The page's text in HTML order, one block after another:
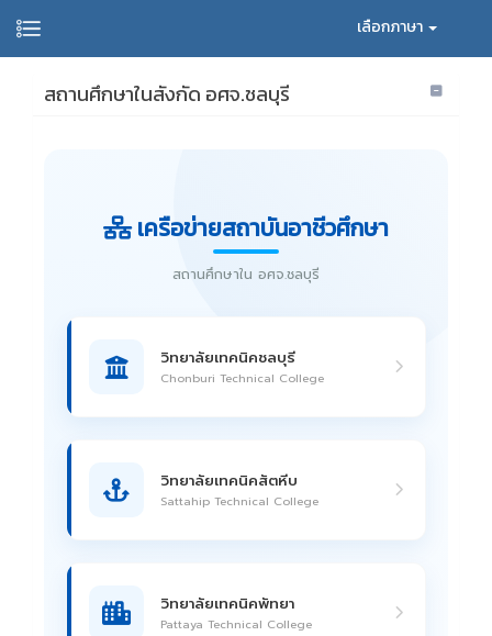
เลือกภาษา
สถานศึกษาในสังกัด อศจ.ชลบุรี
เครือข่ายสถาบันอาชีวศึกษา
สถานศึกษาใน อศจ.ชลบุรี
วิทยาลัยเทคนิคชลบุรี
Chonburi Technical College
วิทยาลัยเทคนิคสัตหีบ
Sattahip Technical College
วิทยาลัยเทคนิคพัทยา
Pattaya Technical College